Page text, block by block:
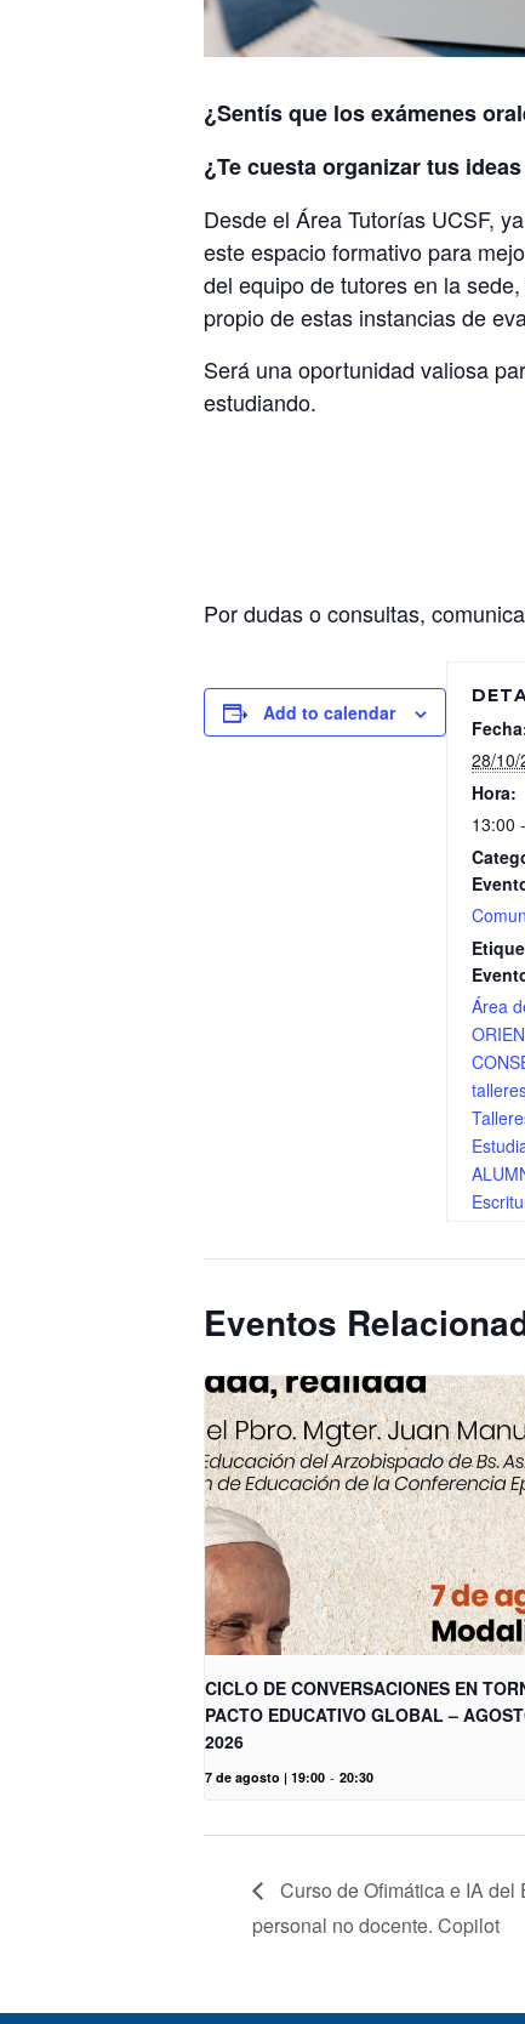
¿Sentís que los exámenes
¿Te cuesta organizar tus
Desde el Área Tutorías UCSF,
este espacio formativo para
del equipo de tutores en la
propio de estas instancias de
Será una oportunidad valiosa
estudiando.
Por dudas o consultas,
Add to calendar
28/10/
Hora:
13:00
Área
Eventos
CICLO DE CONVERSACIONES EN
PACTO EDUCATIVO GLOBAL –
2026
7 de agosto | 19:00 - 20:30
Curso de Ofimática e IA
personal no docente. Copilot